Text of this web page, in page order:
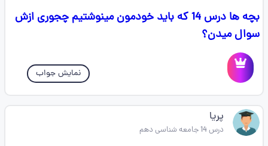
بچه ها درس 14 که باید خودمون مینوشتیم چجوری ازش
سوال میدن؟
نمایش جواب
پریا
درس 14 جامعه شناسی دهم